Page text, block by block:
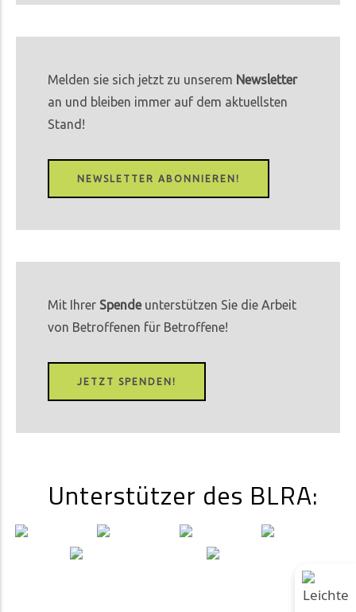
Melden sie sich jetzt zu unserem Newsletter
an und bleiben immer auf dem aktuellsten
Stand!
NEWSLETTER ABONNIEREN!
Mit Ihrer Spendeunterstützen Sie die Arbeit
von Betroffenen für Betroffene!
JETZT SPENDEN!
Unterstützer des BLRA: